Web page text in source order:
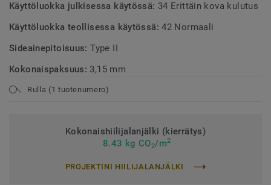
Käyttöluokka julkisessa käytössä: 34 Erittäin kova kulutus
Käyttöluokka teollisessa käytössä:42 Normaali
Sideainepitoisuus:Type II
Kokonaispaksuus: 3,15 mm
Rulla (1 tuotenumero)
Kokonaishiilijalanjälki (kierrätys)
8.43 kg CO2/m2
PROJEKTINI HIILIJALANJÄLKI